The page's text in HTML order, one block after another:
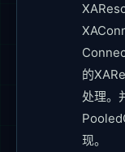
的
处理。
现。